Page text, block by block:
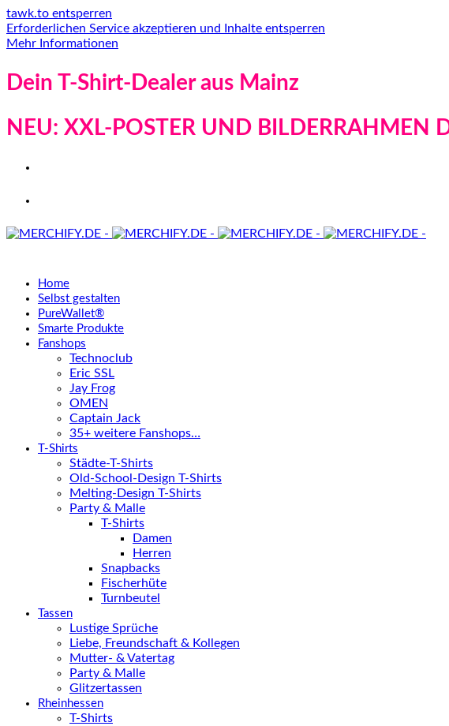
tawk.to entsperren
Erforderlichen Service akzeptieren und Inhalte entsperren
Mehr Informationen
Dein T-Shirt-Dealer aus Mainz
NEU: XXL-POSTER UND BILDERRAHMEN
Home
Selbst gestalten
PureWallet®
Smarte Produkte
Fanshops
Technoclub
Eric SSL
Jay Frog
OMEN
Captain Jack
35+ weitere Fanshops…
T-Shirts
Städte-T-Shirts
Old-School-Design T-Shirts
Melting-Design T-Shirts
Party & Malle
T-Shirts
Damen
Herren
Snapbacks
Fischerhüte
Turnbeutel
Tassen
Lustige Sprüche
Liebe, Freundschaft & Kollegen
Mutter- & Vatertag
Party & Malle
Glitzertassen
Rheinhessen
T-Shirts